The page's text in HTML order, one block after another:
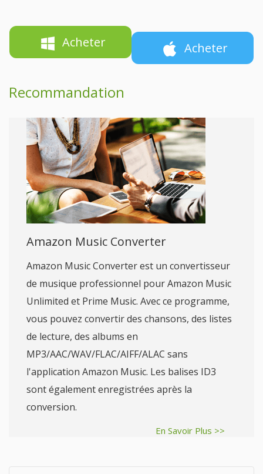
Acheter Acheter
Recommandation
Amazon Music Converter
Amazon Music Converter est un convertisseur
de musique professionnel pour Amazon Music
Unlimited et Prime Music. Avec ce programme,
vous pouvez convertir des chansons, des listes
de lecture, des albums en
MP3/AAC/WAV/FLAC/AIFF/ALAC sans
l'application Amazon Music. Les balises ID3
sont également enregistrées après la
conversion.
En Savoir Plus >>